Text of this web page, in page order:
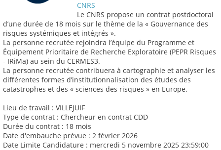
CNRS
Le CNRS propose un contrat postdoctoral
d’une durée de 18 mois sur le thème de la « Gouvernance des
risques systémiques et intégrés ».
La personne recrutée rejoindra l’équipe du Programme et
Équipement Prioritaire de Recherche Exploratoire (PEPR Risques
- IRiMa) au sein du CERMES3.
La personne recrutée contribuera à cartographie et analyser les
différentes formes d’institutionnalisation des études des
catastrophes et des « sciences des risques » en Europe.
Lieu de travail : VILLEJUIF
Type de contrat : Chercheur en contrat CDD
Durée du contrat : 18 mois
Date d'embauche prévue : 2 février 2026
Date Limite Candidature : mercredi 5 novembre 2025 23:59:00